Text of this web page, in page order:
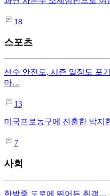
18
스포츠
선수 안전도, 시즌 일정도 포
마…
13
미국프로농구에 진출한 박지
7
사회
한밤중 도로에 뛰어든 취객…